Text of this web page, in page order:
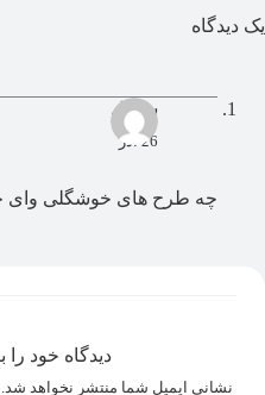
یک دیدگاه
ساحل
26 آذر
چه طرح های خوشگلی وای
دیدگاه خود را
نشانی ایمیل شما منتشر نخواهد شد.